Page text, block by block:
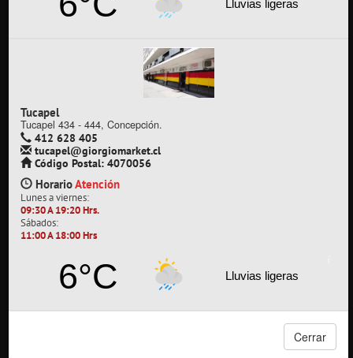
Lluvias ligeras
Tucapel
Tucapel 434 - 444, Concepción.
412 628 405
tucapel@giorgiomarket.cl
Código Postal: 4070056
HorarioAtención
Lunes a viernes:
09:30 A 19:20 Hrs.
Sábados:
11:00 A 18:00 Hrs
6°C Lluvias ligeras
Cerrar
412 628 466
Sábados: 11:00 A 18:00 Hrs
Despacho a domicilio: No | Retiro en tienda: Si
Método de pago: Webpay / Transferencia
Con estacionamiento gratis
Tucapel 434 - 444, Concepción.
Código Postal: 4070056
Método de pago: Webpay / Transferencia
Canelos 103, Esq. Michimalonco, San Pedro de la Paz.